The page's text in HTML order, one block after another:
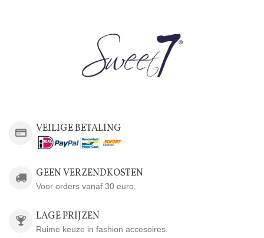
VEILIGE BETALING
GEEN VERZENDKOSTEN
Voor orders vanaf 30 euro.
LAGE PRIJZEN
Ruime keuze in fashion accesoires.